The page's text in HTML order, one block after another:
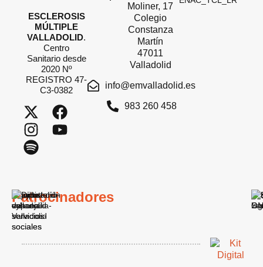
ESCLEROSIS
MÚLTIPLE
VALLADOLID.
Centro
Sanitario desde
2020 Nº
REGISTRO 47-
C3-0382
Moliner, 17
Colegio
Constanza
Martín
47011
Valladolid
info@emvalladolid.es
983 260 458
Patrocinadores